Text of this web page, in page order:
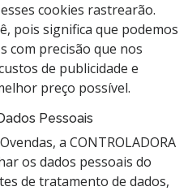
cookies rastrearão.
pois significa que podemos
com precisão que nos
de publicidade e
preço possível.
Pessoais
a CONTROLADORA
os dados pessoais do
de tratamento de dados,